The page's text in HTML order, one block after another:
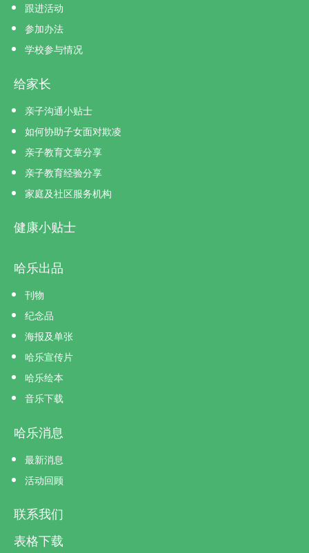
跟进活动
参加办法
学校参与情况
给家长
亲子沟通小贴士
如何协助子女面对欺凌
亲子教育文章分享
亲子教育经验分享
家庭及社区服务机构
健康小贴士
哈乐出品
刊物
纪念品
海报及单张
哈乐宣传片
哈乐绘本
音乐下载
哈乐消息
最新消息
活动回顾
联系我们
表格下载